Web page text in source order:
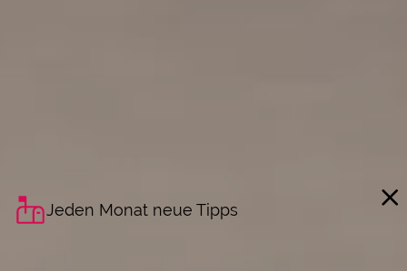
Jeden Monat neue Tipps